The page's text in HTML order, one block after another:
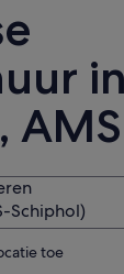
in
AMS
Schiphol)
toe